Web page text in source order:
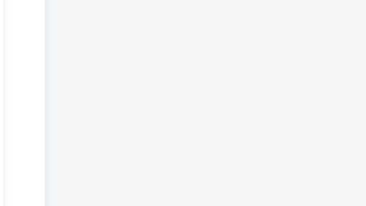
济可能
不确定
增加，
所消
补充，
处于供
降。技
注 数据
书号
份有限
客户应